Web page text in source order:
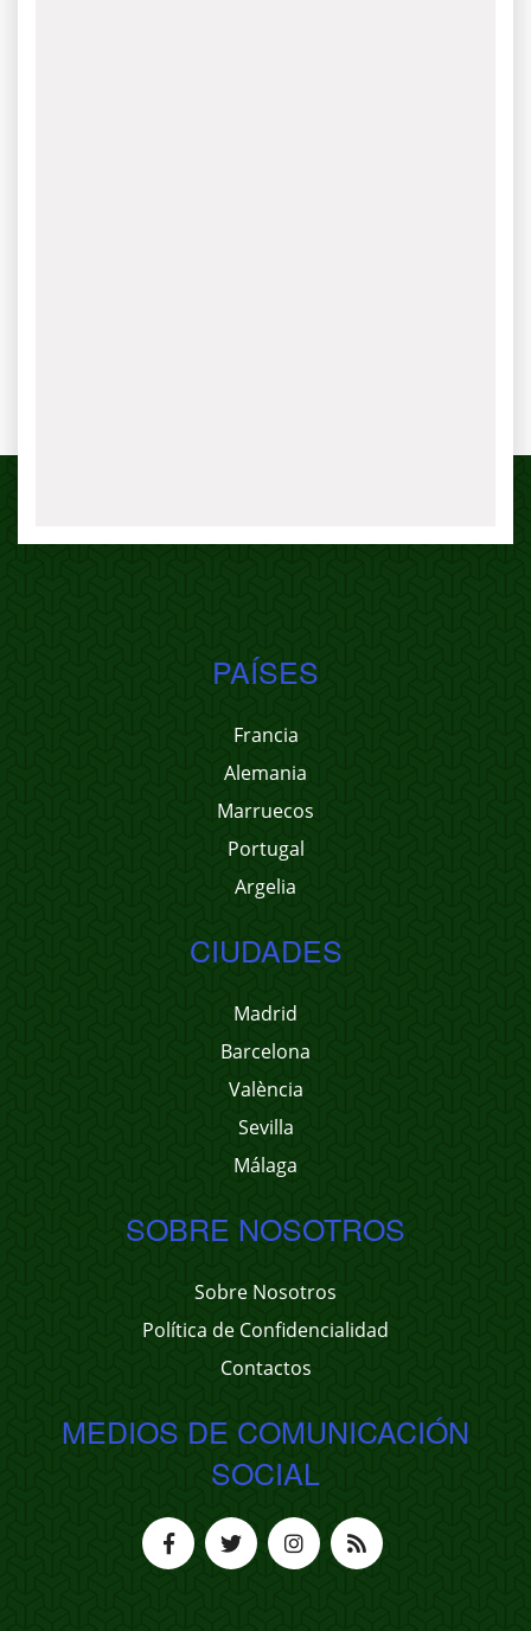
PAÍSES
Francia
Alemania
Marruecos
Portugal
Argelia
CIUDADES
Madrid
Barcelona
València
Sevilla
Málaga
SOBRE NOSOTROS
Sobre Nosotros
Política de Confidencialidad
Contactos
MEDIOS DE COMUNICACIÓN
SOCIAL